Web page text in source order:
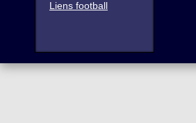
Liens football